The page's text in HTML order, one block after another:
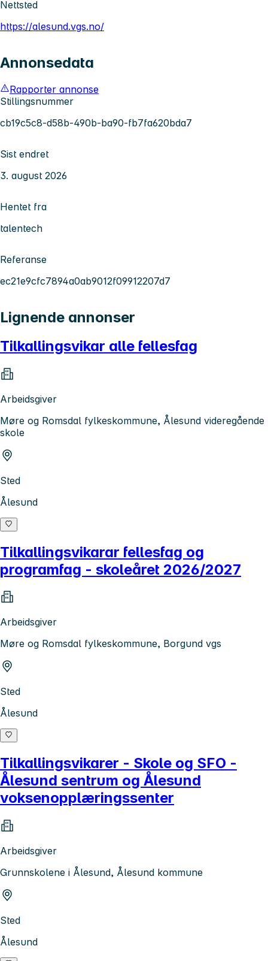
Nettsted
https://alesund.vgs.no/
Annonsedata
Rapporter annonse
Stillingsnummer
cb19c5c8-d58b-490b-ba90-fb7fa620bda7
Sist endret
3. august 2026
Hentet fra
talentech
Referanse
ec21e9cfc7894a0ab9012f09912207d7
Lignende annonser
Tilkallingsvikar alle fellesfag
Arbeidsgiver
Møre og Romsdal fylkeskommune, Ålesund videregående
skole
Sted
Ålesund
Tilkallingsvikarar fellesfag og
programfag - skoleåret 2026/2027
Arbeidsgiver
Møre og Romsdal fylkeskommune, Borgund vgs
Sted
Ålesund
Tilkallingsvikarer - Skole og SFO -
Ålesund sentrum og Ålesund
voksenopplæringssenter
Arbeidsgiver
Grunnskolene i Ålesund, Ålesund kommune
Sted
Ålesund